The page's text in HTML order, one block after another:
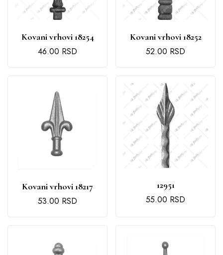
Kovani vrhovi 18254
46.00 RSD
Kovani vrhovi 18252
52.00 RSD
Kovani vrhovi 18217
53.00 RSD
12951
55.00 RSD